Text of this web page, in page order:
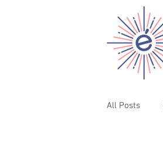
All Posts